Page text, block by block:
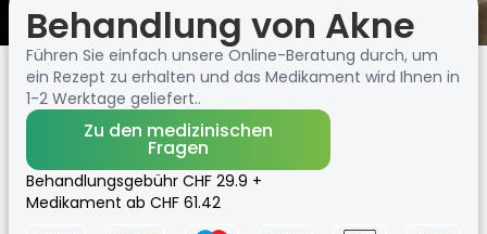
Behandlung von Akne
Führen Sie einfach unsere Online-Beratung durch, um
ein Rezept zu erhalten und das Medikament wird Ihnen in
1-2 Werktage geliefert..
Zu den medizinischen
Fragen
Behandlungsgebühr CHF 29.9 +
Medikament ab CHF 61.42